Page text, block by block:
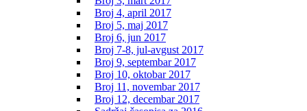
Broj 4, april 2017
Broj 5, maj 2017
Broj 6, jun 2017
Broj 7-8, jul-avgust 2017
Broj 9, septembar 2017
Broj 10, oktobar 2017
Broj 11, novembar 2017
Broj 12, decembar 2017